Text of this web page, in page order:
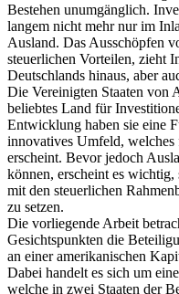
Bestehen unumgänglich.
langem nicht mehr nur im
Ausland. Das Ausschöpfen
steuerlichen Vorteilen, zieht
Deutschlands hinaus, aber
Die Vereinigten Staaten von
beliebtes Land für
Entwicklung haben sie eine
innovatives Umfeld, welches
erscheint. Bevor jedoch
können, erscheint es
mit den steuerlichen
zu setzen.
Die vorliegende Arbeit
Gesichtspunkten die
an einer amerikanischen
Dabei handelt es sich um
welche in zwei Staaten der